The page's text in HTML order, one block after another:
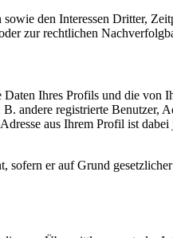
den Interessen Dritter,
zur rechtlichen
Ihres Profils und die von
andere registrierte Benutzer,
aus Ihrem Profil ist
er auf Grund